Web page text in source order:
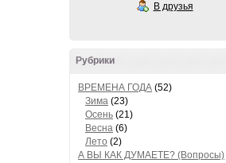
В друзья
Рубрики
ВРЕМЕНА ГОДА (52)
Зима (23)
Осень (21)
Весна (6)
Лето (2)
А ВЫ КАК ДУМАЕТЕ? (Вопросы)